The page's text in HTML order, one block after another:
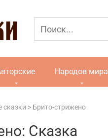
Народов мира
сказки > Брито-стрижено
Сказка